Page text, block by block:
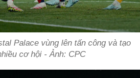
Palace vùng lên tấn công và tạo
cơ hội - Ảnh: CPC